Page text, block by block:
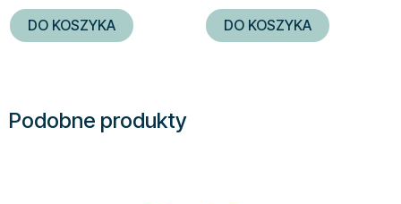
DO KOSZYKA DO KOSZYKA
Podobne produkty